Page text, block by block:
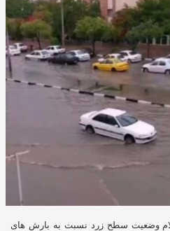
وضعیت سطح زرد نسبت به بارش های